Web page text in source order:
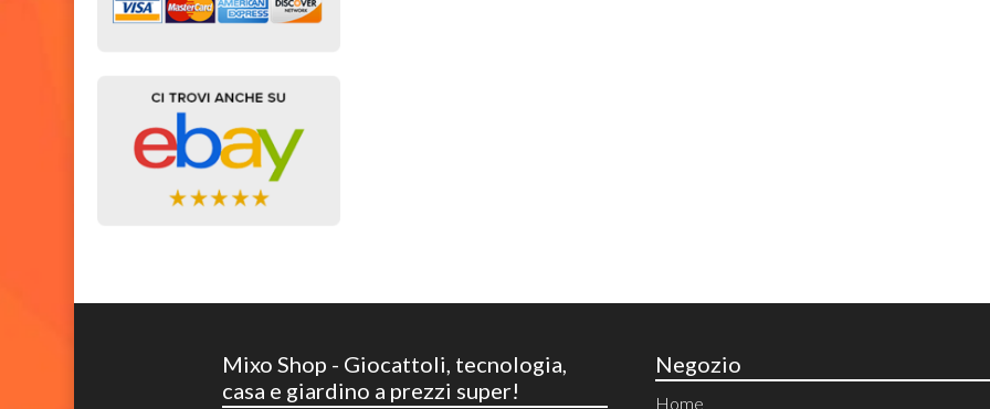
Mixo Shop - Giocattoli, tecnologia,
casa e giardino a prezzi super!
Negozio
Home